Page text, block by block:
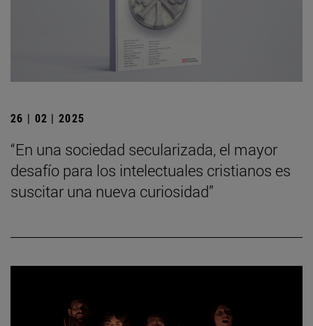
26 | 02 | 2025
“En una sociedad secularizada, el mayor
desafío para los intelectuales cristianos es
suscitar una nueva curiosidad”